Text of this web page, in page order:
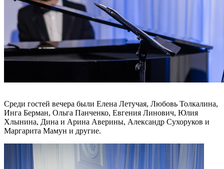
Среди гостей вечера были Елена Летучая, Любовь Толкалина,
Инга Берман, Ольга Панченко, Евгения Линович, Юлия
Хлынина, Дина и Арина Аверины, Александр Сухоруков и
Маргарита Мамун и другие.